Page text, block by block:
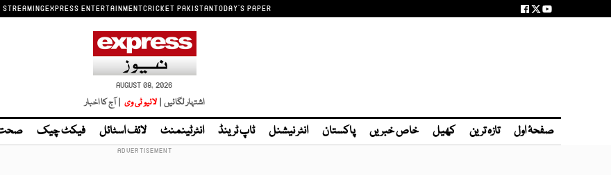
EXPRESS ENTERTAINMENTCRICKET PAKISTANTODAY'S PAPER
AUGUST 08, 2026
اشتہار لگائیں | لائیو ٹی وی | آج کا اخبار
صفحۂ اول تازہ ترین کھیل خاص خبریں پاکستان انٹر نیشنل ٹاپ ٹرینڈ انٹرٹینمنٹ لائف اسٹائل فیکٹ چیک